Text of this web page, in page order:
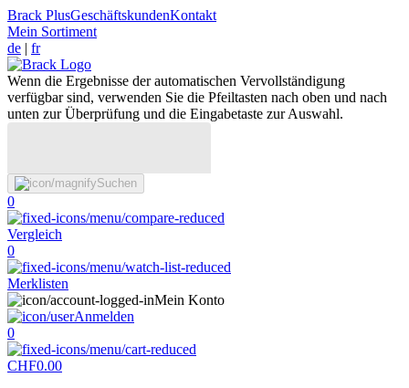
Brack PlusGeschäftskundenKontakt
Mein Sortiment
de | fr
Wenn die Ergebnisse der automatischen Vervollständigung
verfügbar sind, verwenden Sie die Pfeiltasten nach oben und nach
unten zur Überprüfung und die Eingabetaste zur Auswahl.
Suchen
0
Vergleich
0
Merklisten
Mein Konto
Anmelden
0
CHF0.00